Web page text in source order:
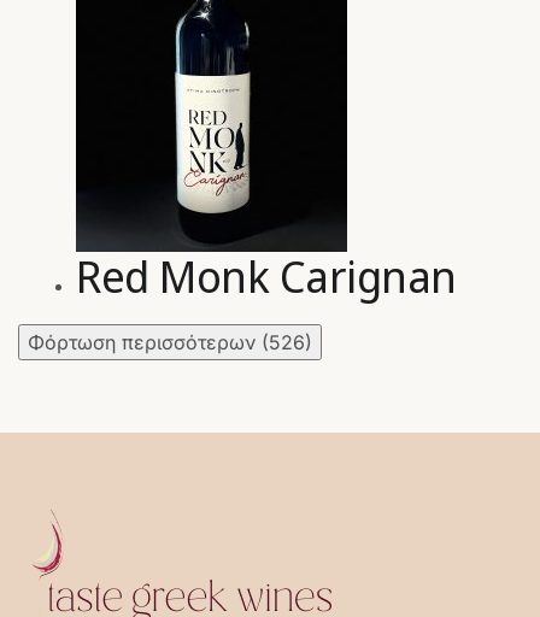
Red Monk Carignan
Φόρτωση περισσότερων (526)